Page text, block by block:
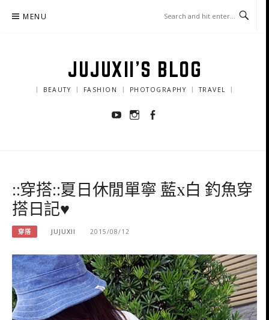
MENU
JUJUXII'S BLOG
｜ BEAUTY ｜ FASHION ｜ PHOTOGRAPHY ｜ TRAVEL ｜
YoutubeInstagram
::穿搭::夏日休閒單寧 藍x白 釣魚穿
搭日記♥
穿搭 JUJUXII 2015/08/12